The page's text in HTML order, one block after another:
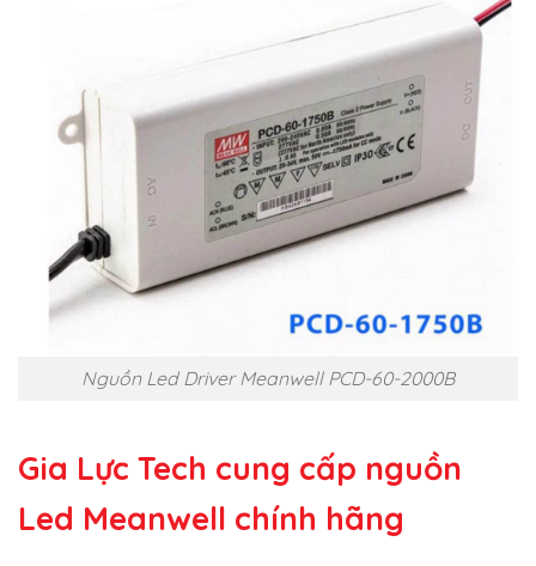
Nguồn Led Driver Meanwell PCD-60-2000B
Gia Lực Tech cung cấp nguồn
Led Meanwell chính hãng